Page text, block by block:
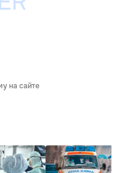
на сайте